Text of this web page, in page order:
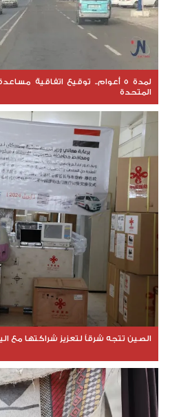
لمدة 5 أعوام.. توقيع اتفاقية
المتحدة
الصين تتجه شرقاً لتعزيز شراكتها مع